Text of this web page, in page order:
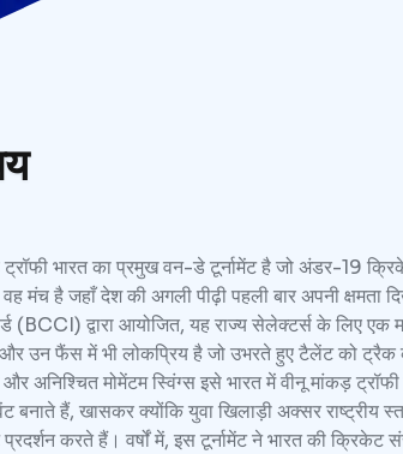
भारत का प्रमुख वन-डे टूर्नामेंट है जो अंडर-19
मंच है जहाँ देश की अगली पीढ़ी पहली बार अपनी क्षमता
(BCCI) द्वारा आयोजित, यह राज्य सेलेक्टर्स के लिए एक
उन फैंस में भी लोकप्रिय है जो उभरते हुए टैलेंट को
अनिश्चित मोमेंटम स्विंग्स इसे भारत में वीनू मांकड़
बनाते हैं, खासकर क्योंकि युवा खिलाड़ी अक्सर राष्ट्रीय
करते हैं। वर्षों में, इस टूर्नामेंट ने भारत की क्रिकेट